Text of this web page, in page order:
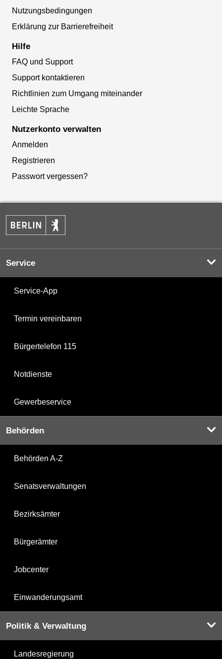
Nutzungsbedingungen
Erklärung zur Barrierefreiheit
Hilfe
FAQ und Support
Support kontaktieren
Richtlinien zum Umgang miteinander
Leichte Sprache
Nutzerkonto verwalten
Anmelden
Registrieren
Passwort vergessen?
Service
Service-App
Termin vereinbaren
Bürgertelefon 115
Notdienste
Gewerbeservice
Behörden
Behörden A-Z
Senatsverwaltungen
Bezirksämter
Bürgerämter
Jobcenter
Einwanderungsamt
Politik & Verwaltung
Landesregierung